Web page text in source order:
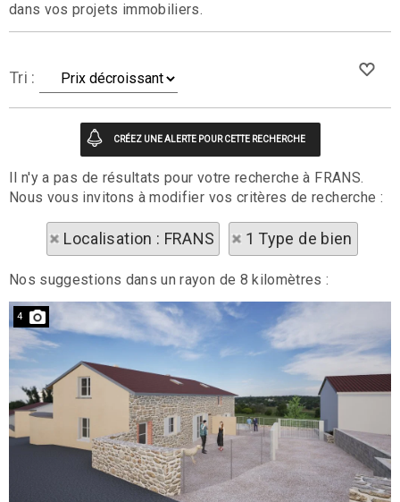
dans vos projets immobiliers.
Tri :
Il n'y a pas de résultats pour votre recherche à FRANS.
Nous vous invitons à modifier vos critères de recherche :
Localisation : FRANS 1 Type de bien
Nos suggestions dans un rayon de 8 kilomètres :
4